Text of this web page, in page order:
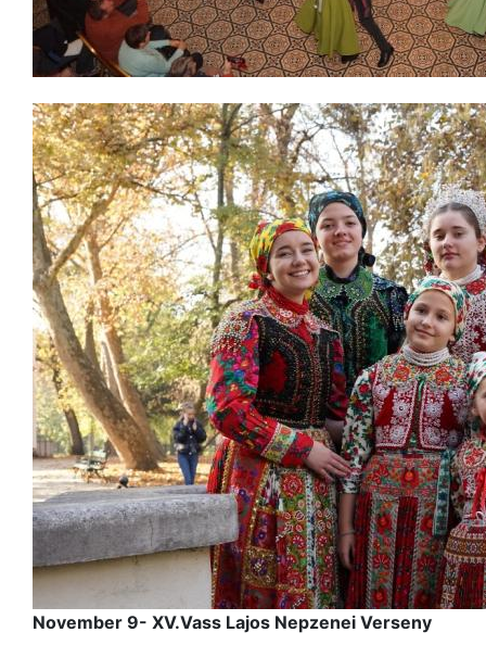
November 9- XV.Vass Lajos Nepzenei Verseny